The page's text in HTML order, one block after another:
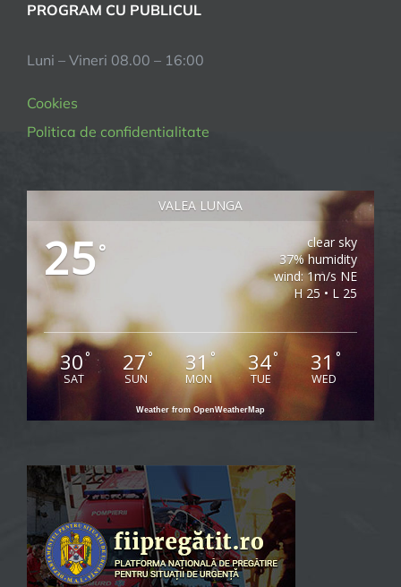
PROGRAM CU PUBLICUL
Luni – Vineri 08.00 – 16:00
Cookies
Politica de confidentialitate
VALEA LUNGA
25°
clear sky
37% humidity
wind: 1m/s NE
H 25 • L 25
30°
SAT
27°
SUN
31°
MON
34°
TUE
31 °
WED
Weather from OpenWeatherMap